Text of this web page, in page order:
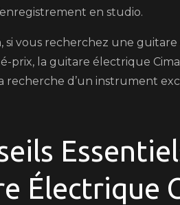
en studio.
si vous recherchez une
prix, la guitare électrique
recherche d’un instrument
Électrique